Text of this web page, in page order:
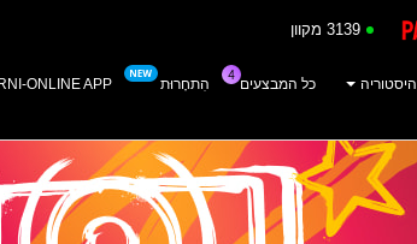
3139 מקוון
היסטוריה כל המבצעים הִתחָרוּת ONLINE APP